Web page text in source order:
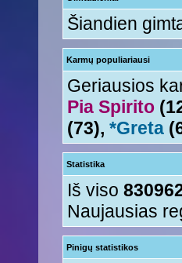
Šiandien
Karmų populiariausi
Geriausios
Pia Spirito
(73), *Greta
Statistika
Iš viso
Naujausias
Pinigų statistikos